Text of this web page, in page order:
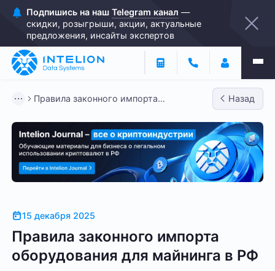
Подпишись на наш Telegram канал —
скидки, розыгрыши, акции, актуальные
предложения, инсайты экспертов
Правила законного импорта
Назад
15 декабря 2025
Правила законного импорта
оборудования для майнинга в РФ